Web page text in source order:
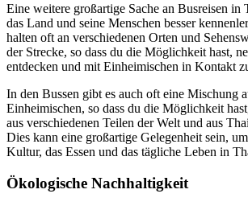
Eine weitere großartige Sache an Busreisen in
das Land und seine Menschen besser
halten oft an verschiedenen Orten und
der Strecke, so dass du die Möglichkeit hast,
entdecken und mit Einheimischen in Kontakt
In den Bussen gibt es auch oft eine Mischung
Einheimischen, so dass du die Möglichkeit
aus verschiedenen Teilen der Welt und aus
Dies kann eine großartige Gelegenheit sein,
Kultur, das Essen und das tägliche Leben in
Ökologische Nachhaltigkeit